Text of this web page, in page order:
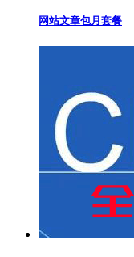
网站文章包月套餐